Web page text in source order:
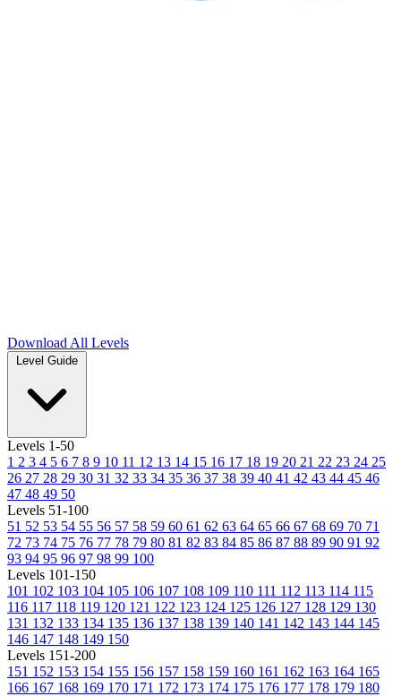
Download All Levels
Level Guide
Levels 1-50
1 2 3 4 5 6 7 8 9 10 11 12 13 14 15 16 17 18 19 20 21 22 23 24 25
26 27 28 29 30 31 32 33 34 35 36 37 38 39 40 41 42 43 44 45 46
47 48 49 50
Levels 51-100
51 52 53 54 55 56 57 58 59 60 61 62 63 64 65 66 67 68 69 70 71
72 73 74 75 76 77 78 79 80 81 82 83 84 85 86 87 88 89 90 91 92
93 94 95 96 97 98 99 100
Levels 101-150
101 102 103 104 105 106 107 108 109 110 111 112 113 114 115
116 117 118 119 120 121 122 123 124 125 126 127 128 129 130
131 132 133 134 135 136 137 138 139 140 141 142 143 144 145
146 147 148 149 150
Levels 151-200
151 152 153 154 155 156 157 158 159 160 161 162 163 164 165
166 167 168 169 170 171 172 173 174 175 176 177 178 179 180